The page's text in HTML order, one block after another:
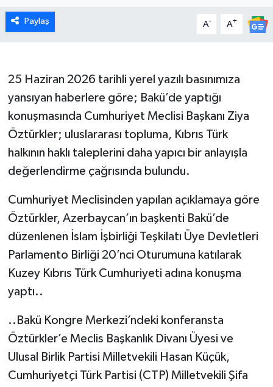
Paylaş A- A+
25 Haziran 2026 tarihli yerel yazılı basınımıza
yansıyan haberlere göre; Bakü’de yaptığı
konuşmasında Cumhuriyet Meclisi Başkanı Ziya
Öztürkler; uluslararası topluma, Kıbrıs Türk
halkının haklı taleplerini daha yapıcı bir anlayışla
değerlendirme çağrısında bulundu.
Cumhuriyet Meclisinden yapılan açıklamaya göre
Öztürkler, Azerbaycan’ın başkenti Bakü’de
düzenlenen İslam İşbirliği Teşkilatı Üye Devletleri
Parlamento Birliği 20’nci Oturumuna katılarak
Kuzey Kıbrıs Türk Cumhuriyeti adına konuşma
yaptı..
..Bakü Kongre Merkezi’ndeki konferansta
Öztürkler’e Meclis Başkanlık Divanı Üyesi ve
Ulusal Birlik Partisi Milletvekili Hasan Küçük,
Cumhuriyetçi Türk Partisi (CTP) Milletvekili Şifa